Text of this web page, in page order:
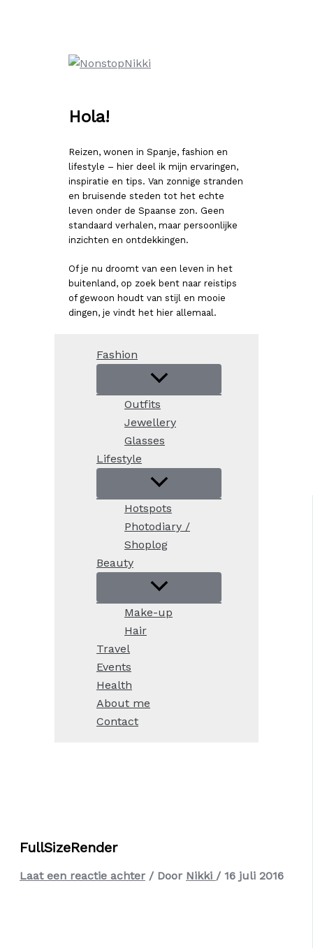
Hola!
Reizen, wonen in Spanje, fashion en
lifestyle – hier deel ik mijn ervaringen,
inspiratie en tips. Van zonnige stranden
en bruisende steden tot het echte
leven onder de Spaanse zon. Geen
standaard verhalen, maar persoonlijke
inzichten en ontdekkingen.
Of je nu droomt van een leven in het
buitenland, op zoek bent naar reistips
of gewoon houdt van stijl en mooie
dingen, je vindt het hier allemaal.
Fashion
Outfits
Jewellery
Glasses
Lifestyle
Hotspots
Photodiary /
Shoplog
Beauty
Make-up
Hair
Travel
Events
Health
About me
Contact
FullSizeRender
Laat een reactie achter / Door Nikki / 16 juli 2016